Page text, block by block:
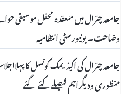
جامعہ چترال میں منعقدہ محفل موسیقی
وضاحت۔ یونیورسٹی انتظامیہ
جامعہ چترال کی اکیڈیمک کونسل
منظوری ودیگراہم فیصلےکئے گئے